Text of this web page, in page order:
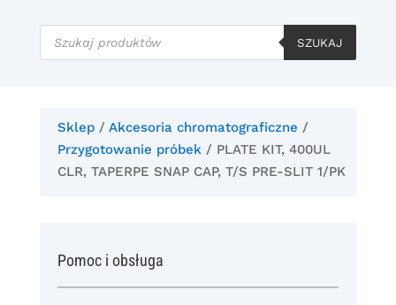
Wyszukiwarka
produktów
SZUKAJ
Sklep/ Akcesoria chromatograficzne /
Przygotowanie próbek/ PLATE KIT, 400UL
CLR, TAPERPE SNAP CAP, T/S PRE-SLIT 1/PK
Pomoc i obsługa